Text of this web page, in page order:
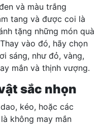
và màu trắng
tang và được coi là
tặng những món quà
vào đó, hãy chọn
sáng, như đỏ, vàng,
mắn và thịnh vượng.
sắc nhọn
kéo, hoặc các
không may mắn